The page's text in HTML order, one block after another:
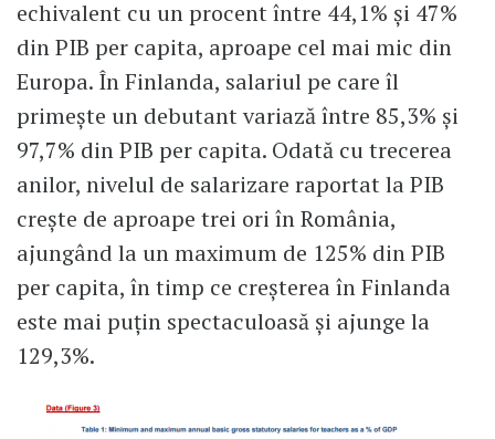
echivalent cu un procent între 44,1% și 47%
din PIB per capita, aproape cel mai mic din
Europa. În Finlanda, salariul pe care îl
primește un debutant variază între 85,3% și
97,7% din PIB per capita. Odată cu trecerea
anilor, nivelul de salarizare raportat la PIB
crește de aproape trei ori în România,
ajungând la un maximum de 125% din PIB
per capita, în timp ce creșterea în Finlanda
este mai puțin spectaculoasă și ajunge la
129,3%.